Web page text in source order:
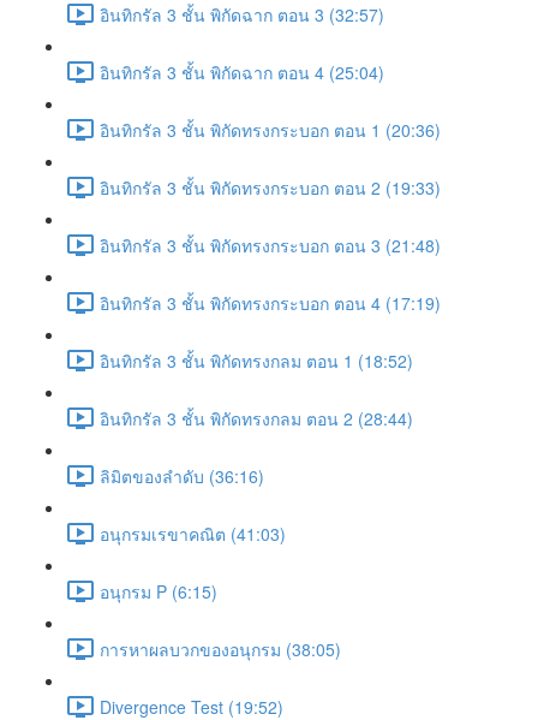
อินทิกรัล 3 ชั้น พิกัดฉาก ตอน 3 (32:57)
อินทิกรัล 3 ชั้น พิกัดฉาก ตอน 4 (25:04)
อินทิกรัล 3 ชั้น พิกัดทรงกระบอก ตอน 1 (20:36)
อินทิกรัล 3 ชั้น พิกัดทรงกระบอก ตอน 2 (19:33)
อินทิกรัล 3 ชั้น พิกัดทรงกระบอก ตอน 3 (21:48)
อินทิกรัล 3 ชั้น พิกัดทรงกระบอก ตอน 4 (17:19)
อินทิกรัล 3 ชั้น พิกัดทรงกลม ตอน 1 (18:52)
อินทิกรัล 3 ชั้น พิกัดทรงกลม ตอน 2 (28:44)
ลิมิตของลำดับ (36:16)
อนุกรมเรขาคณิต (41:03)
อนุกรม P (6:15)
การหาผลบวกของอนุกรม (38:05)
Divergence Test (19:52)